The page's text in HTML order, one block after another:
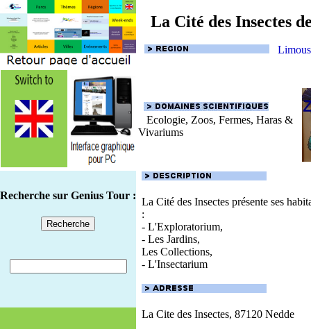
La Cité des Insectes
Ecologie, Zoos, Fermes, Haras &
Vivariums
Recherche sur Genius Tour :
La Cité des Insectes présente ses
:
- L'Exploratorium,
- Les Jardins,
Les Collections,
- L'Insectarium
La Cite des Insectes, 87120 Nedde